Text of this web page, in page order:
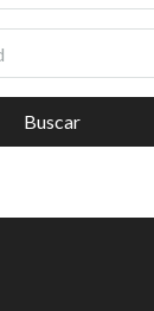
Buscar